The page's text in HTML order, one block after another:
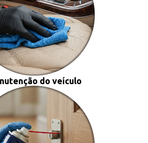
do veículo